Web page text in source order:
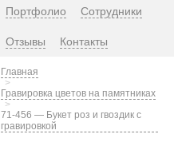
Портфолио Сотрудники
Отзывы Контакты
Главная
Гравировка цветов на памятниках
71-456 — Букет роз и гвоздик с
гравировкой